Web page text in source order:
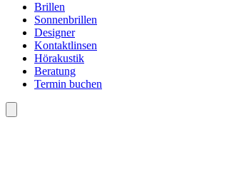
Brillen
Sonnenbrillen
Designer
Kontaktlinsen
Hörakustik
Beratung
Termin buchen